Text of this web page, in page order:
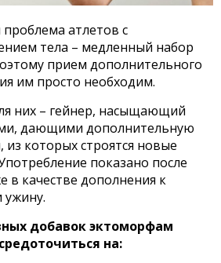
атлетов с
тела – медленный набор
прием дополнительного
им просто необходим.
них – гейнер, насыщающий
дающими дополнительную
которых строятся новые
показано после
в качестве дополнения к
ужину.
добавок эктоморфам
на: